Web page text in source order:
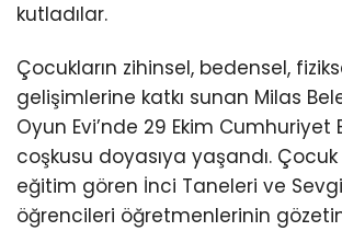
kutladılar.
Çocukların zihinsel, bedensel,
gelişimlerine katkı sunan Milas
Oyun Evi’nde 29 Ekim Cumhuriyet
coşkusu doyasıya yaşandı. Çocuk
eğitim gören İnci Taneleri ve Sevgi
öğrencileri öğretmenlerinin